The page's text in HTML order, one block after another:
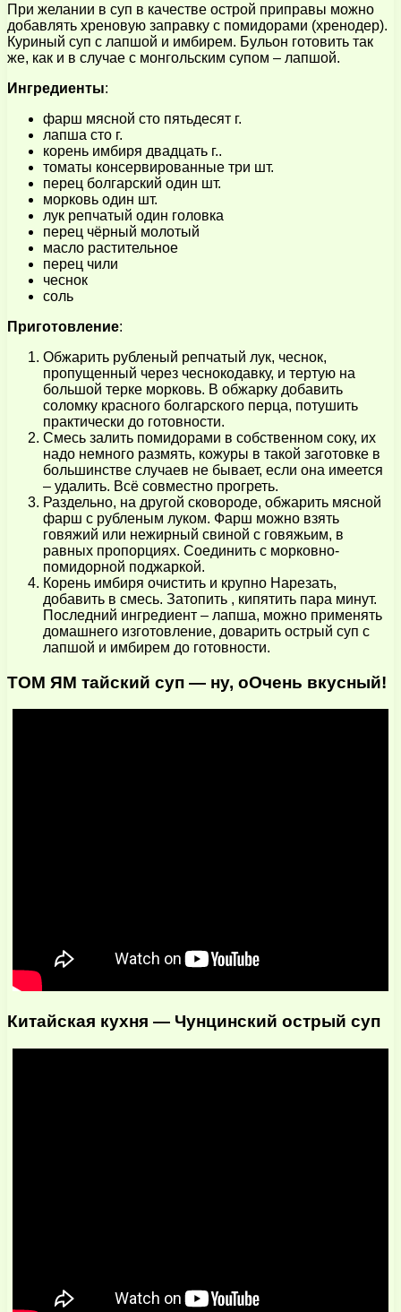
При желании в суп в качестве острой приправы можно
добавлять хреновую заправку с помидорами (хренодер).
Куриный суп с лапшой и имбирем. Бульон готовить так
же, как и в случае с монгольским супом – лапшой.
Ингредиенты:
фарш мясной сто пятьдесят г.
лапша сто г.
корень имбиря двадцать г..
томаты консервированные три шт.
перец болгарский один шт.
морковь один шт.
лук репчатый один головка
перец чёрный молотый
масло растительное
перец чили
чеснок
соль
Приготовление:
Обжарить рубленый репчатый лук, чеснок,
пропущенный через чеснокодавку, и тертую на
большой терке морковь. В обжарку добавить
соломку красного болгарского перца, потушить
практически до готовности.
Смесь залить помидорами в собственном соку, их
надо немного размять, кожуры в такой заготовке в
большинстве случаев не бывает, если она имеется
– удалить. Всё совместно прогреть.
Раздельно, на другой сковороде, обжарить мясной
фарш с рубленым луком. Фарш можно взять
говяжий или нежирный свиной с говяжьим, в
равных пропорциях. Соединить с морковно-
помидорной поджаркой.
Корень имбиря очистить и крупно Нарезать,
добавить в смесь. Затопить , кипятить пара минут.
Последний ингредиент – лапша, можно применять
домашнего изготовление, доварить острый суп с
лапшой и имбирем до готовности.
ТОМ ЯМ тайский суп — ну, оОчень вкусный!
Китайская кухня — Чунцинский острый суп